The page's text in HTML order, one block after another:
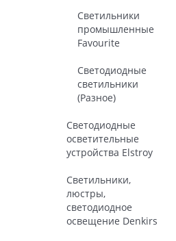
Светильники
промышленные
Favourite
Светодиодные
светильники
(Разное)
Светодиодные
осветительные
устройства Elstroy
Светильники,
люстры,
светодиодное
освещение Denkirs